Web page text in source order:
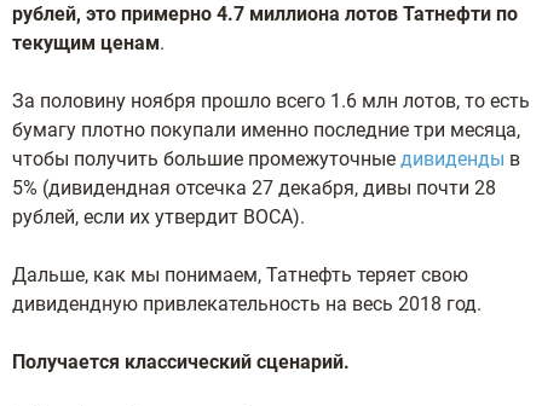
рублей, это примерно 4.7 миллиона лотов Татнефти по
текущим ценам.
За половину ноября прошло всего 1.6 млн лотов, то есть
бумагу плотно покупали именно последние три месяца,
чтобы получить большие промежуточные дивиденды в
5% (дивидендная отсечка 27 декабря, дивы почти 28
рублей, если их утвердит ВОСА).
Дальше, как мы понимаем, Татнефть теряет свою
дивидендную привлекательность на весь 2018 год.
Получается классический сценарий.